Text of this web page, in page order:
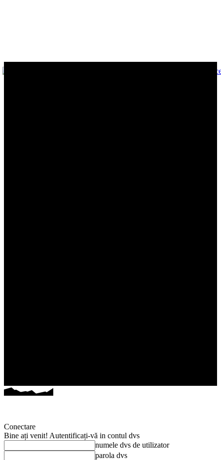
Conectare
Bine ați venit! Autentificați-vă in contul dvs
numele dvs de utilizator
parola dvs